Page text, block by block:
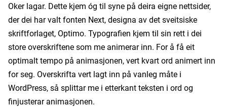
Oker lagar. Dette kjem óg til syne på deira eigne nettsider,
der dei har valt fonten Next, designa av det sveitsiske
skriftforlaget, Optimo. Typografien kjem til sin rett i dei
store overskriftene som me animerar inn. For å få eit
optimalt tempo på animasjonen, vert kvart ord animert inn
for seg. Overskrifta vert lagt inn på vanleg måte i
WordPress, så splittar me i etterkant teksten i ord og
finjusterar animasjonen.